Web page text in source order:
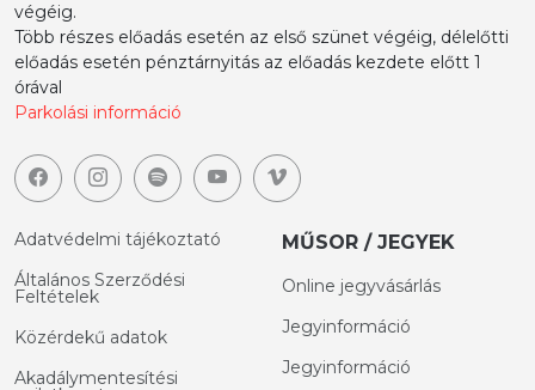
végéig.
Több részes előadás esetén az első szünet végéig, délelőtti
előadás esetén pénztárnyitás az előadás kezdete előtt 1
órával
Parkolási információ
Adatvédelmi tájékoztató
Általános Szerződési
Feltételek
Közérdekű adatok
Akadálymentesítési
MŰSOR / JEGYEK
Online jegyvásárlás
Jegyinformáció
Jegyinformáció